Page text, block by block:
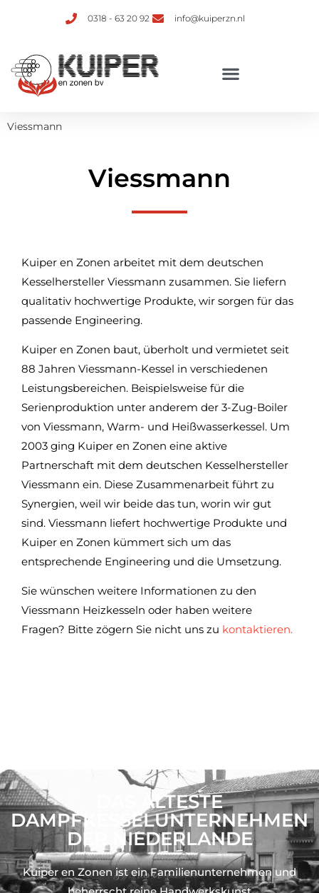
0318 - 63 20 92 info@kuiperzn.nl
Viessmann
Viessmann
Kuiper en Zonen arbeitet mit dem deutschen
Kesselhersteller Viessmann zusammen. Sie liefern
qualitativ hochwertige Produkte, wir sorgen für das
passende Engineering.
Kuiper en Zonen baut, überholt und vermietet seit
88 Jahren Viessmann-Kessel in verschiedenen
Leistungsbereichen. Beispielsweise für die
Serienproduktion unter anderem der 3-Zug-Boiler
von Viessmann, Warm- und Heißwasserkessel. Um
2003 ging Kuiper en Zonen eine aktive
Partnerschaft mit dem deutschen Kesselhersteller
Viessmann ein. Diese Zusammenarbeit führt zu
Synergien, weil wir beide das tun, worin wir gut
sind. Viessmann liefert hochwertige Produkte und
Kuiper en Zonen kümmert sich um das
entsprechende Engineering und die Umsetzung.
Sie wünschen weitere Informationen zu den
Viessmann Heizkesseln oder haben weitere
Fragen? Bitte zögern Sie nicht uns zu kontaktieren.
DAS ÄLTESTE
DAMPFKESSELUNTERNEHMEN
DER NIEDERLANDE
Kuiper en Zonen ist ein Familienunternehmen und